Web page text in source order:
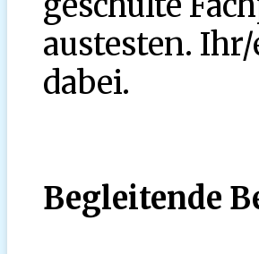
austesten.
dabei.
Begleitende